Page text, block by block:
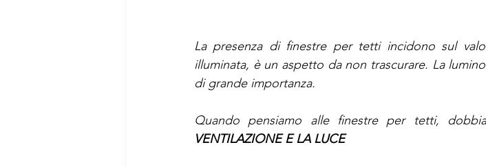
La presenza di finestre per tetti incidono sul
illuminata, è un aspetto da non trascurare. La
di grande importanza.
Quando pensiamo alle finestre per tetti,
VENTILAZIONE E LA LUCE